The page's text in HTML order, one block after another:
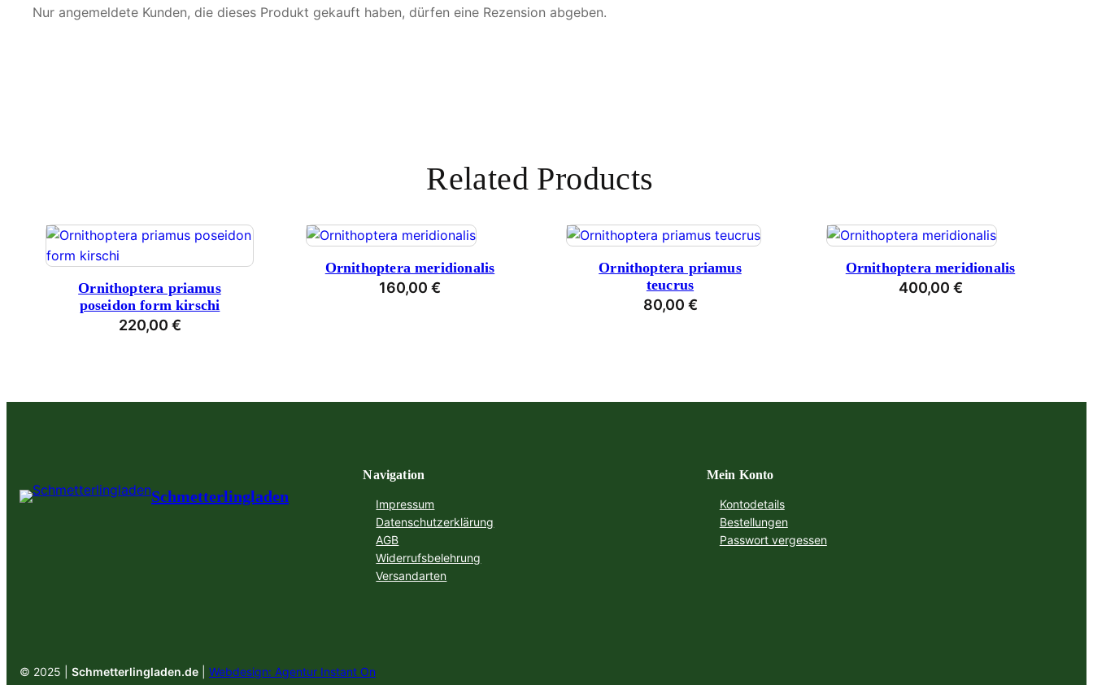
Nur angemeldete Kunden, die dieses Produkt gekauft haben, dürfen eine Rezension abgeben.
Related Products
Ornithoptera priamus
poseidon form kirschi
220,00 €
Ornithoptera meridionalis
160,00 €
Ornithoptera priamus
teucrus
80,00 €
Ornithoptera meridionalis
400,00 €
Schmetterlingladen
Navigation
Impressum
Datenschutzerklärung
AGB
Widerrufsbelehrung
Versandarten
Mein Konto
Kontodetails
Bestellungen
Passwort vergessen
© 2025 | Schmetterlingladen.de Webdesign: Agentur Instant On